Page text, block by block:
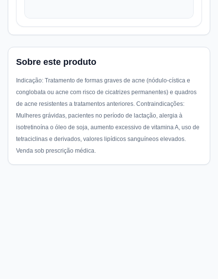
Sobre este produto
Indicação: Tratamento de formas graves de acne (nódulo-cística e
conglobata ou acne com risco de cicatrizes permanentes) e quadros
de acne resistentes a tratamentos anteriores. Contraindicações:
Mulheres grávidas, pacientes no período de lactação, alergia à
isotretinoína o óleo de soja, aumento excessivo de vitamina A, uso de
tetraciclinas e derivados, valores lipídicos sanguíneos elevados.
Venda sob prescrição médica.